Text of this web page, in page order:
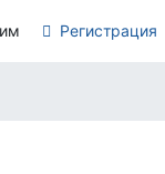
Регистрация